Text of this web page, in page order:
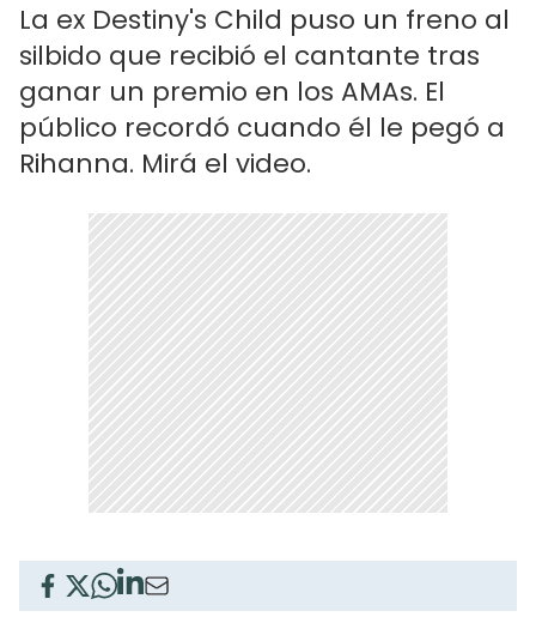
La ex Destiny's Child puso un freno al
silbido que recibió el cantante tras
ganar un premio en los AMAs. El
público recordó cuando él le pegó a
Rihanna. Mirá el video.